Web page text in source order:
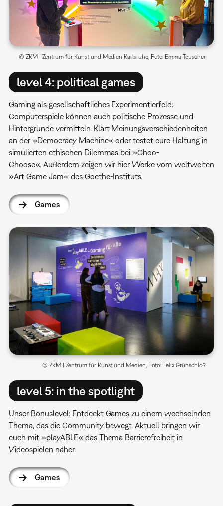
level 4: political games
Gaming als gesellschaftliches Experimentierfeld:
Computerspiele können auch politische Prozesse und
Hintergründe vermitteln. Klärt Meinungsverschiedenheiten
an der »Democracy Machine« oder testet eure Haltung in
simulierten ethischen Dilemmas bei »Choo-
Choose«. Außerdem zeigen wir hier Werke vom weltweiten
»Art Game Jam« des Goethe-Instituts.
Games
© ZKM I Zentrum für Kunst und Medien Karlsruhe, Foto: Emma Teuscher
level 5: in the spotlight
Unser Bonuslevel: Entdeckt Games zu einem wechselnden
Thema, das die Community bewegt. Aktuell bringen wir
euch mit »playABLE« das Thema Barrierefreiheit in
Videospielen näher.
Games
© ZKM | Zentrum für Kunst und Medien, Foto: Felix Grünschloß